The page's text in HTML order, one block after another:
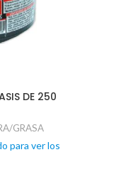
DE 250
GRASA
para ver los